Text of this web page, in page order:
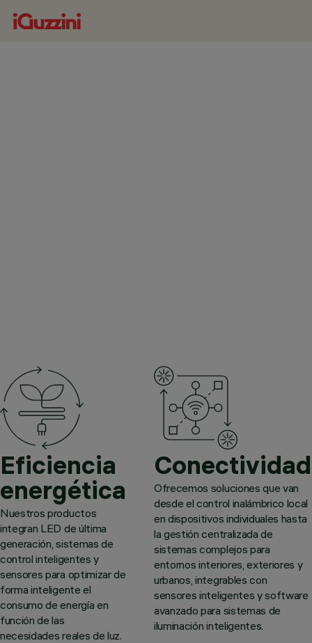
Eficiencia
energética
Nuestros productos
integran LED de última
generación, sistemas de
control inteligentes y
sensores para optimizar de
forma inteligente el
consumo de energía en
función de las
necesidades reales de luz.
Conectividad
Ofrecemos soluciones que van
desde el control inalámbrico local
en dispositivos individuales hasta
la gestión centralizada de
sistemas complejos para
entornos interiores, exteriores y
urbanos, integrables con
sensores inteligentes y software
avanzado para sistemas de
iluminación inteligentes.